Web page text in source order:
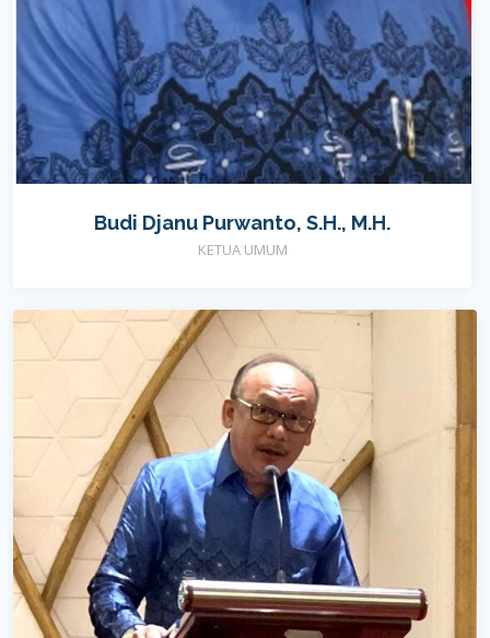
Budi Djanu Purwanto, S.H., M.H.
KETUA UMUM